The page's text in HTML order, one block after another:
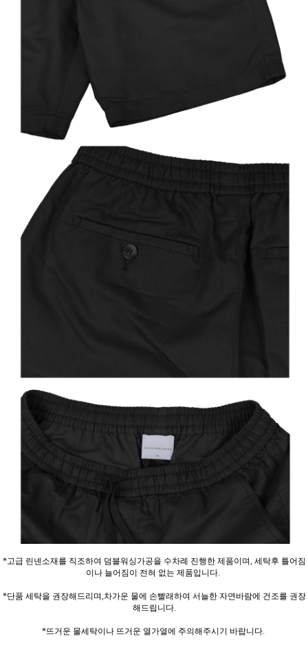
*고급 린넨소재를 직조하여 덤블워싱가공을 수차례 진행한 제품이며, 세탁후 틀어짐
이나 늘어짐이 전혀 없는 제품입니다.
*단품 세탁을 권장해드리며,차가운 물에 손빨래하여 서늘한 자연바람에 건조를 권장
해드립니다.
*뜨거운 물세탁이나 뜨거운 열가열에 주의해주시기 바랍니다.